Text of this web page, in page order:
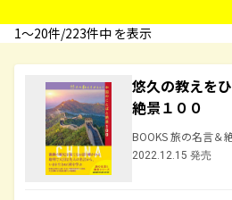
1〜20件/223件中 を表示
悠久の教えを
絶景１００
BOOKS 旅の名言＆
2022.12.15 発売